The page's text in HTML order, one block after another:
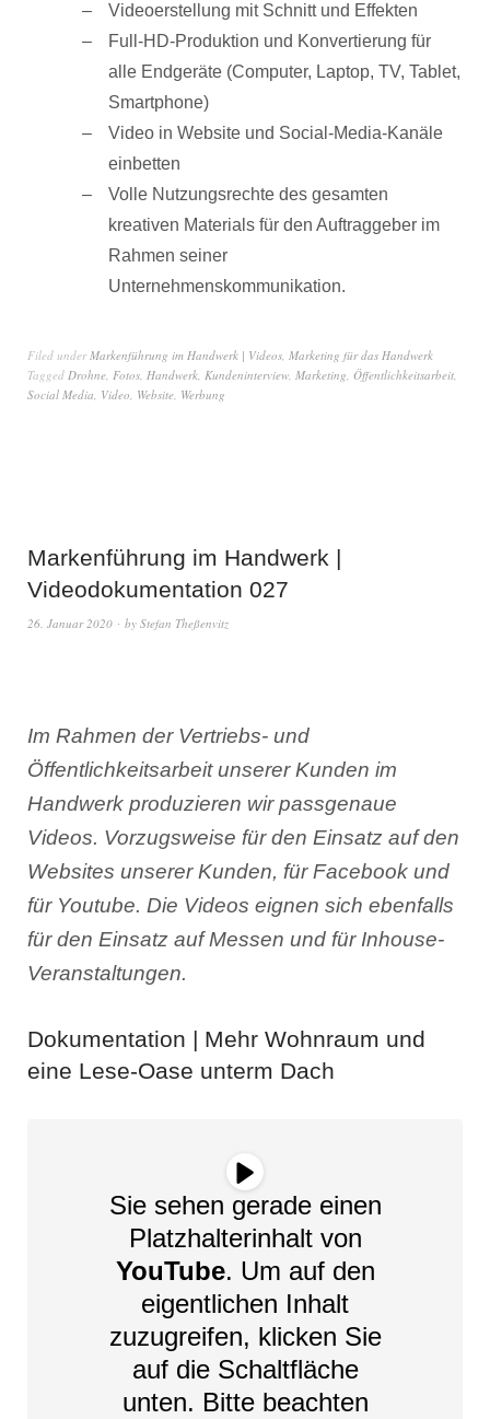
Videoerstellung mit Schnitt und Effekten
Full-HD-Produktion und Konvertierung für
alle Endgeräte (Computer, Laptop, TV, Tablet,
Smartphone)
Video in Website und Social-Media-Kanäle
einbetten
Volle Nutzungsrechte des gesamten
kreativen Materials für den Auftraggeber im
Rahmen seiner
Unternehmenskommunikation.
Filed underMarkenführung im Handwerk | Videos, Marketing für das Handwerk
Tagged Drohne, Fotos, Handwerk, Kundeninterview, Marketing, Öffentlichkeitsarbeit,
Social Media, Video, Website, Werbung
Markenführung im Handwerk |
Videodokumentation 027
26. Januar 2020 by Stefan Theßenvitz
Im Rahmen der Vertriebs- und
Öffentlichkeitsarbeit unserer Kunden im
Handwerk produzieren wir passgenaue
Videos. Vorzugsweise für den Einsatz auf den
Websites unserer Kunden, für Facebook und
für Youtube. Die Videos eignen sich ebenfalls
für den Einsatz auf Messen und für Inhouse-
Veranstaltungen.
Dokumentation | Mehr Wohnraum und
eine Lese-Oase unterm Dach
Sie sehen gerade einen
Platzhalterinhalt von
YouTube. Um auf den
eigentlichen Inhalt
zuzugreifen, klicken Sie
auf die Schaltfläche
unten. Bitte beachten